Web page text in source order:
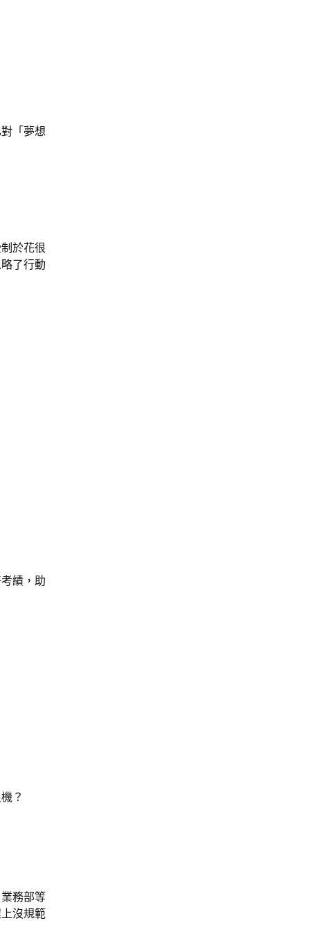
「夢想
於花很
了行動
績，助
？
務部等
沒規範